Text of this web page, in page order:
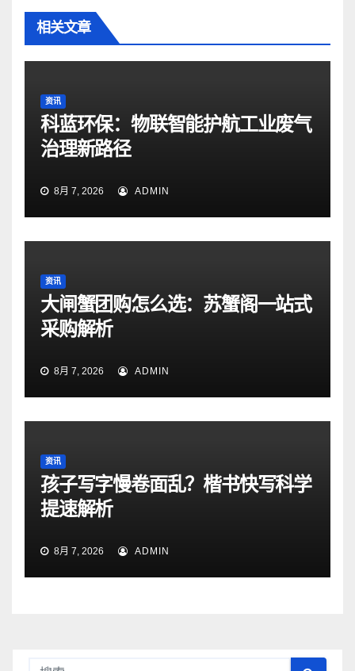
相关文章
资讯
科蓝环保：物联智能护航工业废气
治理新路径
8月 7, 2026 ADMIN
资讯
大闸蟹团购怎么选：苏蟹阁一站式
采购解析
8月 7, 2026 ADMIN
资讯
孩子写字慢卷面乱？楷书快写科学
提速解析
8月 7, 2026 ADMIN